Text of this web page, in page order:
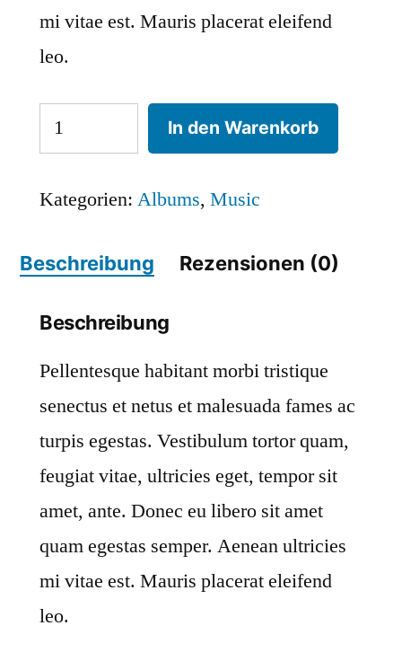
mi vitae est. Mauris placerat eleifend
leo.
Woo
Album
#4
In den Warenkorb
Kategorien: Albums, Music
Beschreibung Rezensionen (0)
Beschreibung
Pellentesque habitant morbi tristique
senectus et netus et malesuada fames ac
turpis egestas. Vestibulum tortor quam,
feugiat vitae, ultricies eget, tempor sit
amet, ante. Donec eu libero sit amet
quam egestas semper. Aenean ultricies
mi vitae est. Mauris placerat eleifend
leo.